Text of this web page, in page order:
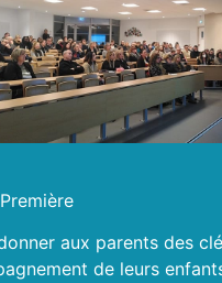
aux parents des
de leurs